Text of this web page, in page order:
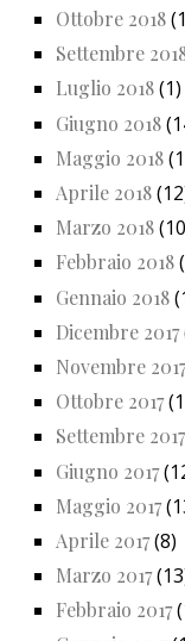
Ottobre 2018
Settembre
Luglio 2018(1)
Giugno 2018
Maggio 2018
Aprile 2018
Marzo 2018
Febbraio 2018
Gennaio 2018
Dicembre 2017
Novembre 2017
Ottobre 2017
Settembre 2017
Giugno 2017
Maggio 2017
Aprile 2017(8)
Marzo 2017
Febbraio 2017